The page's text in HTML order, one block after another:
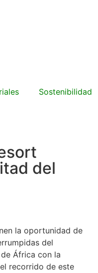
Sostenibilidad
del
la oportunidad de
del
África con la
recorrido de este